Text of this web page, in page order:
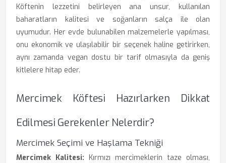
Köftenin lezzetini belirleyen ana unsur, kullanılan
baharatların kalitesi ve soğanların salça ile olan
uyumudur. Her evde bulunabilen malzemelerle yapılması,
onu ekonomik ve ulaşılabilir bir seçenek haline getirirken,
aynı zamanda vegan dostu bir tarif olmasıyla da geniş
kitlelere hitap eder.
Mercimek Köftesi Hazırlarken Dikkat
Edilmesi Gerekenler Nelerdir?
Mercimek Seçimi ve Haşlama Tekniği
Mercimek Kalitesi: Kırmızı mercimeklerin taze olması,